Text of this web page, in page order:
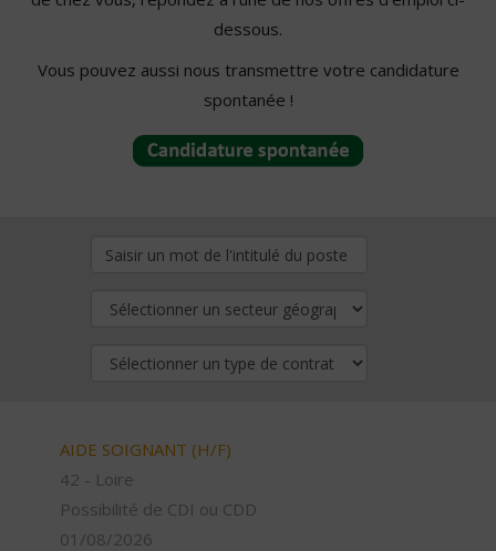
dessous.
Vous pouvez aussi nous transmettre votre candidature
spontanée !
AIDE SOIGNANT (H/F)
42 - Loire
Possibilité de CDI ou CDD
01/08/2026